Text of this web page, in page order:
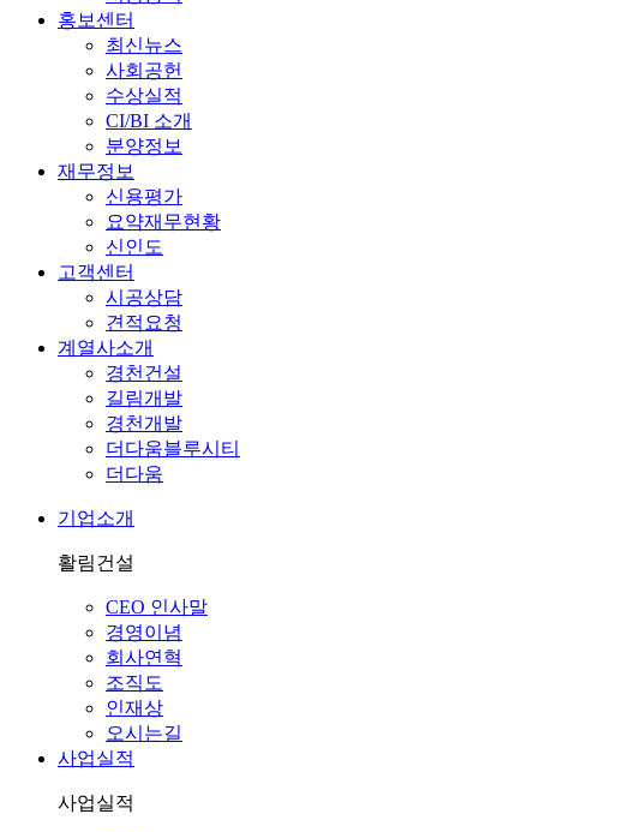
홍보센터
최신뉴스
사회공헌
수상실적
CI/BI 소개
분양정보
재무정보
신용평가
요약재무현황
신인도
고객센터
시공상담
견적요청
계열사소개
경천건설
길림개발
경천개발
더다움블루시티
더다움
기업소개
활림건설
CEO 인사말
경영이념
회사연혁
조직도
인재상
오시는길
사업실적
사업실적